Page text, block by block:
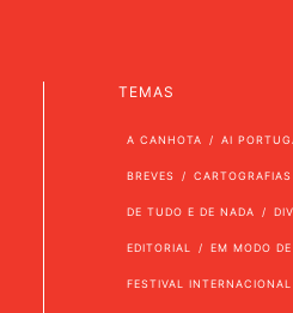
TEMAS
A CANHOTA AI
BREVES CARTOGRAFIAS
DE TUDO E DE NADA
EDITORIAL EM MODO
FESTIVAL